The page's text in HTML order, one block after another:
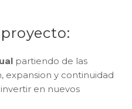
partiendo de las
expansion y continuidad
en nuevos